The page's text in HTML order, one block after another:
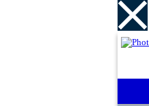
6/12